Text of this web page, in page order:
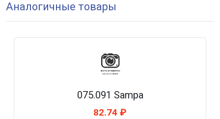
Аналогичные товары
075.091 Sampa
82.74 ₽